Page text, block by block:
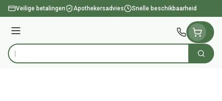
Ga naar de inhoud
Veilige betalingen Apothekersadvies Snelle beschikbaarheid
Menu
Product, merk, categorie... Zoek